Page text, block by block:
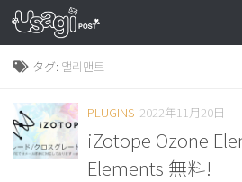
タグ: 앨리맨트
PLUGINS 2022年11月20日
iZotope Ozone
Elements 無料!